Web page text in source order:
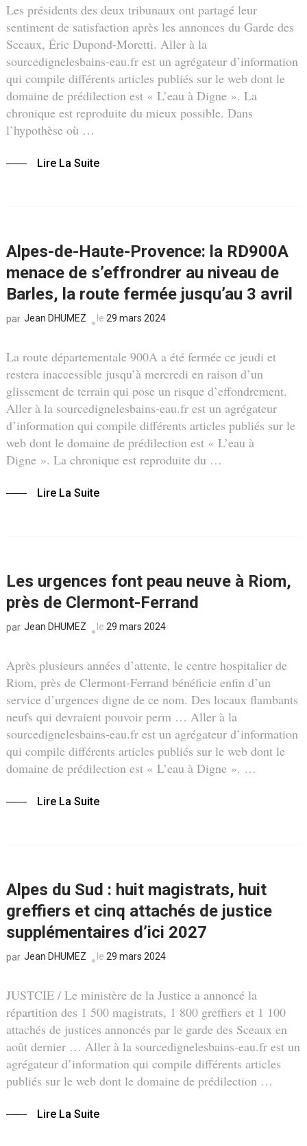
Les présidents des deux tribunaux ont partagé leur
sentiment de satisfaction après les annonces du Garde des
Sceaux, Éric Dupond-Moretti. Aller à la
sourcedignelesbains-eau.fr est un agrégateur d’information
qui compile différents articles publiés sur le web dont le
domaine de prédilection est « L’eau à Digne ». La
chronique est reproduite du mieux possible. Dans
l’hypothèse où …
Lire La Suite
Alpes-de-Haute-Provence: la RD900A
menace de s’effrondrer au niveau de
Barles, la route fermée jusqu’au 3 avril
par Jean DHUMEZ le 29 mars 2024
La route départementale 900A a été fermée ce jeudi et
restera inaccessible jusqu’à mercredi en raison d’un
glissement de terrain qui pose un risque d’effondrement.
Aller à la sourcedignelesbains-eau.fr est un agrégateur
d’information qui compile différents articles publiés sur le
web dont le domaine de prédilection est « L’eau à
Digne ». La chronique est reproduite du …
Lire La Suite
Les urgences font peau neuve à Riom,
près de Clermont-Ferrand
par Jean DHUMEZ le 29 mars 2024
Après plusieurs années d’attente, le centre hospitalier de
Riom, près de Clermont-Ferrand bénéficie enfin d’un
service d’urgences digne de ce nom. Des locaux flambants
neufs qui devraient pouvoir perm … Aller à la
sourcedignelesbains-eau.fr est un agrégateur d’information
qui compile différents articles publiés sur le web dont le
domaine de prédilection est « L’eau à Digne ». …
Lire La Suite
Alpes du Sud : huit magistrats, huit
greffiers et cinq attachés de justice
supplémentaires d’ici 2027
par Jean DHUMEZ le 29 mars 2024
JUSTCIE / Le ministère de la Justice a annoncé la
répartition des 1 500 magistrats, 1 800 greffiers et 1 100
attachés de justices annoncés par le garde des Sceaux en
août dernier … Aller à la sourcedignelesbains-eau.fr est un
agrégateur d’information qui compile différents articles
publiés sur le web dont le domaine de prédilection …
Lire La Suite